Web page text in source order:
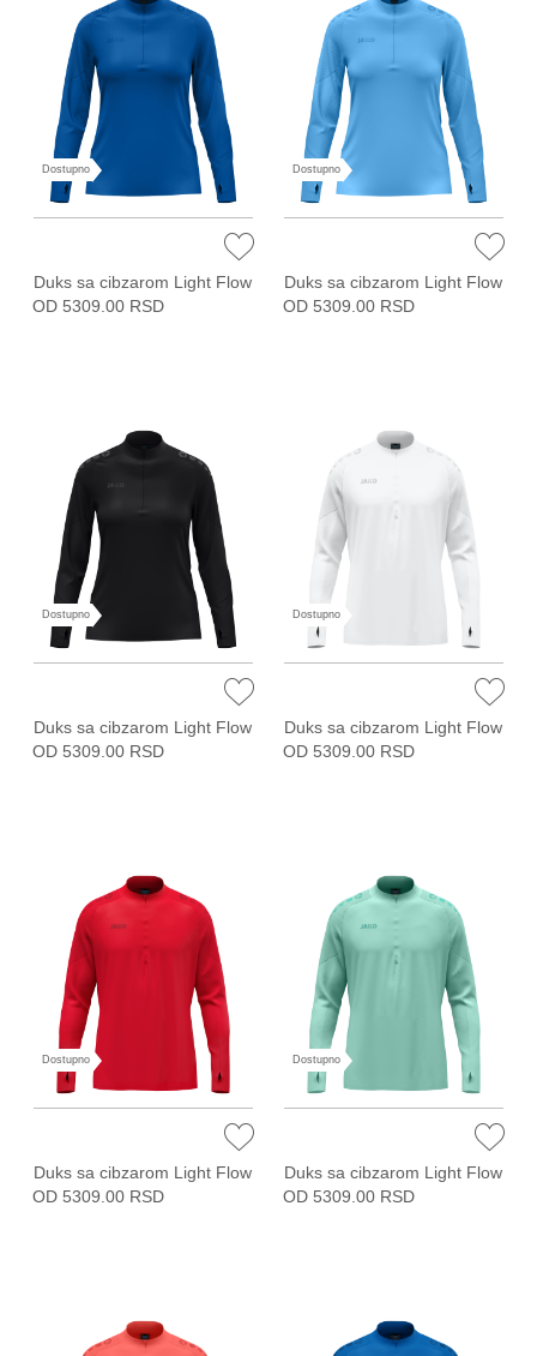
Dostupno
Duks sa cibzarom Light Flow
OD 5309.00 RSD
Dostupno
Duks sa cibzarom Light Flow
OD 5309.00 RSD
Dostupno
Duks sa cibzarom Light Flow
OD 5309.00 RSD
Dostupno
Duks sa cibzarom Light Flow
OD 5309.00 RSD
Dostupno
Duks sa cibzarom Light Flow
OD 5309.00 RSD
Dostupno
Duks sa cibzarom Light Flow
OD 5309.00 RSD